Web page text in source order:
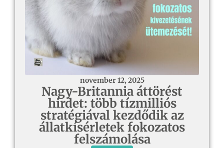
november 12, 2025
Nagy-Britannia áttörést
hirdet: több tízmilliós
stratégiával kezdődik az
állatkísérletek fokozatos
felszámolása